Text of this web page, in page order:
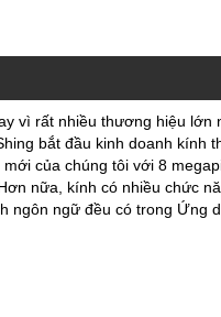
vì rất nhiều thương hiệu lớn
bắt đầu kinh doanh kính
của chúng tôi với 8
nữa, kính có nhiều chức
ngôn ngữ đều có trong Ứng